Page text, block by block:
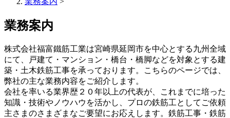
業務案内
株式会社福富鐵筋工業は宮崎県延岡市を中心とする九州全域
にて、戸建て・マンション・橋台・橋脚などを対象とする建
築・土木鉄筋工事を承っております。こちらのページでは、
弊社の主な業務内容をご紹介します。
会社を率いる業界歴２０年以上の代表が、これまでに培った
知識・技術やノウハウを活かし、プロの鉄筋工としてご依頼
主さまのさまざまなご要望にお応えします。鉄筋工事・鉄筋